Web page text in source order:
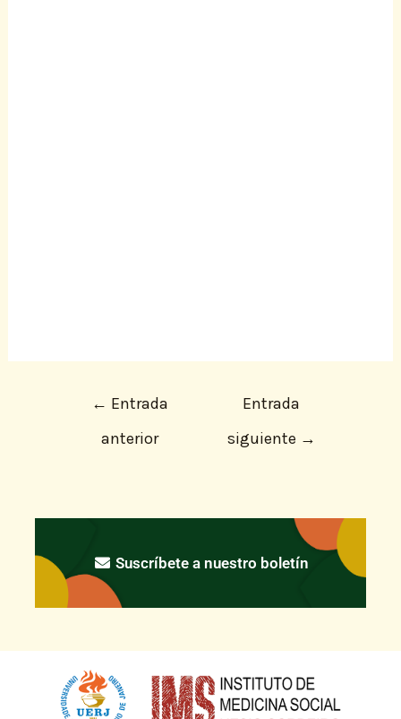
← Entrada
anterior
Entrada
siguiente →
Suscríbete a nuestro boletín